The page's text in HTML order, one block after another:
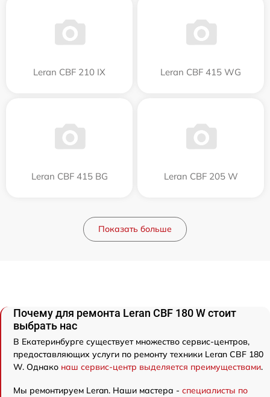
Leran CBF 210 IX Leran CBF 415 WG
Leran CBF 415 BG Leran CBF 205 W
Показать больше
Почему для ремонта Leran CBF 180 W стоит
выбрать нас
В Екатеринбурге существует множество сервис-центров,
предоставляющих услуги по ремонту техники Leran CBF 180
W. Однако наш сервис-центр выделяется преимуществами.
Мы ремонтируем Leran. Наши мастера - специалисты по